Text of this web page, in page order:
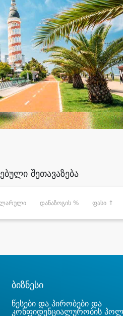
შეთავაზება
დანაზოგის % ფასი ↑
ბიზნესი
წესები და პირობები და
კონფიდენციალურობის